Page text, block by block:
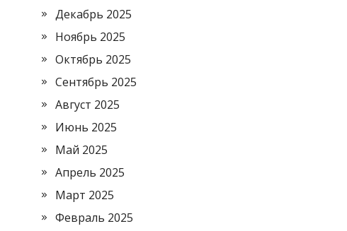
Декабрь 2025
Ноябрь 2025
Октябрь 2025
Сентябрь 2025
Август 2025
Июнь 2025
Май 2025
Апрель 2025
Март 2025
Февраль 2025